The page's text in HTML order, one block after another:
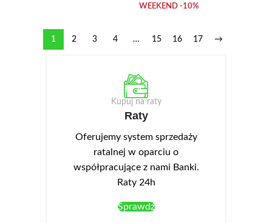
WEEKEND -10%
1 2 3 4 … 15 16 17 →
Kupuj na raty
Raty
Oferujemy system sprzedaży
ratalnej w oparciu o
współpracujące z nami Banki.
Raty 24h
Sprawdź